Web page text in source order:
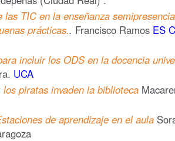
las TIC en la enseñanza
prácticas.. Francisco Ramos ES
incluir los ODS en la docencia
UCA
los piratas invaden la biblioteca
de aprendizaje en el aula